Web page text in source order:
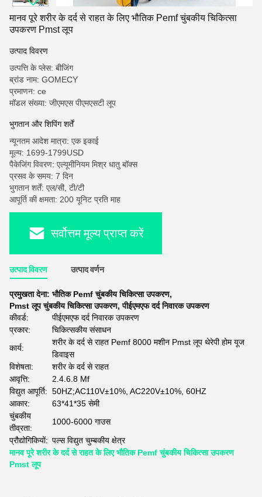
मानव पूरे शरीर के दर्द से राहत के लिए भौतिक Pemf चुंबकीय चिकित्सा
उपकरण Pmst लूप
उत्पाद विवरण
उत्पत्ति के प्लेस: बीजिंग
ब्रांड नाम: GOMECY
प्रमाणन: ce
मॉडल संख्या: जीएमएस पीएमएसटी लूप
भुगतान और शिपिंग शर्तें
न्यूनतम आदेश मात्रा: एक इकाई
मूल्य: 1699-1799USD
पैकेजिंग विवरण: एल्यूमीनियम मिश्र धातु बॉक्स
प्रसव के समय: 7 दिन
भुगतान शर्तें: एल/सी, टी/टी
आपूर्ति की क्षमता: 200 यूनिट प्रति माह
सर्वोत्तम मूल्य प्राप्त करें
उत्पाद विवरण उत्पाद वर्णन
प्रमुखता देना: भौतिक Pemf चुंबकीय चिकित्सा उपकरण,
Pmst लूप चुंबकीय चिकित्सा उपकरण,पीईएमएफ दर्द निवारक उपकरण
कीवर्ड:
पीईएमएफ दर्द निवारक उपकरण
प्रकार:
चिकित्सकीय संसाधन
कार्य:
शरीर के दर्द से राहत Pemf 8000 मशीन Pmst लूप थेरेपी होम यूज
डिवाइस
विशेषता:
शरीर के दर्द से राहत
आवृत्ति:
2.4.6.8 Mf
विद्युत आपूर्ति: 50HZ;AC110V±10%, AC220V±10%, 60HZ
आकार:
63*41*35 सेमी
चुंबकीय
तीव्रता:
1000-6000 गाउस
प्रौद्योगिकियों: पल्स विद्युत चुम्बकीय क्षेत्र
मानव पूरे शरीर के दर्द से राहत के लिए भौतिक Pemf चुंबकीय चिकित्सा उपकरण
Pmst लूप